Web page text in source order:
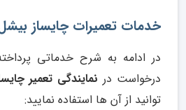
خدمات تعمیرات چایساز
در ادامه به شرح خدماتی
درخواست درنمایندگی تعمیر
توانید از آن ها استفاده نمایید: